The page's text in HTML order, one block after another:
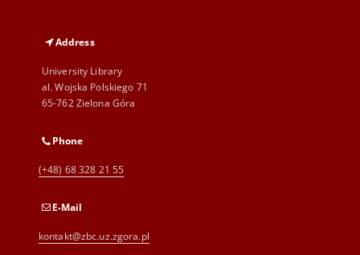
Address
University Library
al. Wojska Polskiego 71
65-762 Zielona Góra
Phone
(+48) 68 328 21 55
E-Mail
kontakt@zbc.uz.zgora.pl